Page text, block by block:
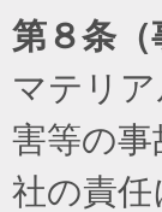
第８条（
マテリ
害等の
社の責